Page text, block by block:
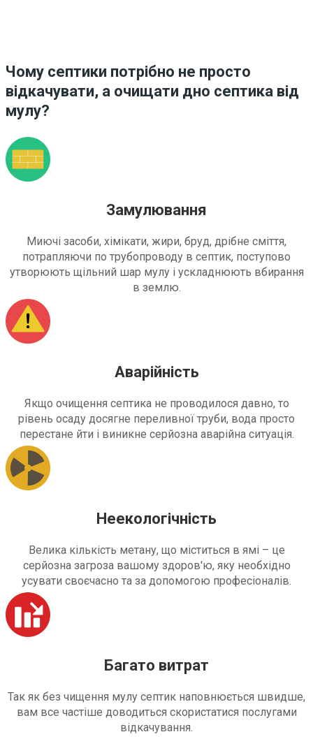
Чому септики потрібно не просто
відкачувати, а очищати дно септика від
мулу?
Замулювання
Миючі засоби, хімікати, жири, бруд, дрібне сміття,
потрапляючи по трубопроводу в септик, поступово
утворюють щільний шар мулу і ускладнюють вбирання
в землю.
Аварійність
Якщо очищення септика не проводилося давно, то
рівень осаду досягне переливної труби, вода просто
перестане йти і виникне серйозна аварійна ситуація.
Неекологічність
Велика кількість метану, що міститься в ямі – це
серйозна загроза вашому здоров'ю, яку необхідно
усувати своєчасно та за допомогою професіоналів.
Багато витрат
Так як без чищення мулу септик наповнюється швидше,
вам все частіше доводиться скористатися послугами
відкачування.